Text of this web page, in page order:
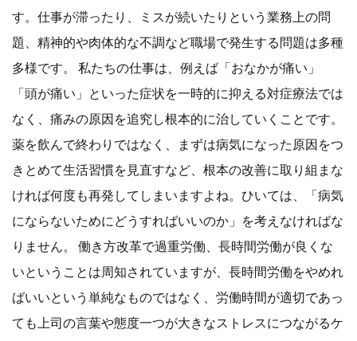
す。仕事が滞ったり、ミスが続いたりという業務上の問
題、精神的や肉体的な不調など職場で発生する問題は多種
多様です。 私たちの仕事は、例えば「おなかが痛い」
「頭が痛い」といった症状を一時的に抑える対症療法では
なく、痛みの原因を追究し根本的に治していくことです。
薬を飲んで終わりではなく、まずは病気になった原因をつ
きとめて生活習慣を見直すなど、根本の改善に取り組まな
ければ何度も再発してしまいますよね。ひいては、「病気
にならないためにどうすればいいのか」を考えなければな
りません。 働き方改革で過重労働、長時間労働が良くな
いということは周知されていますが、長時間労働をやめれ
ばいいという単純なものではなく、労働時間が適切であっ
ても上司の言葉や態度一つが大きなストレスにつながるケ